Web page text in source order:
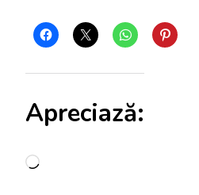
Apreciază:
Încarc...